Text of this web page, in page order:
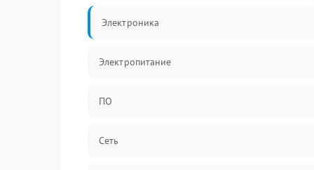
Электроника
Электропитание
ПО
Сеть